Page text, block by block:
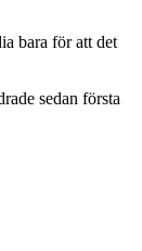
bara för att det
sedan första